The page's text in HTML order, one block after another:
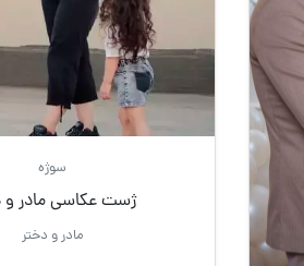
سوژه
ژست عکاسی مادر و
مادر و دختر